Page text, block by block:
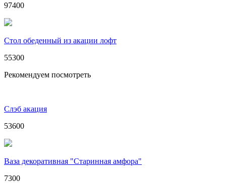
97400
Стол обеденный из акации лофт
55300
Рекомендуем посмотреть
Слэб акация
53600
Ваза декоративная "Старинная амфора"
7300